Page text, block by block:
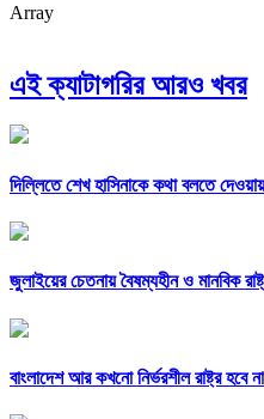
Array
এই ক্যাটাগরির আরও খবর
দিল্লিতে শেখ হাসিনাকে কথা বলতে
জুলাইয়ের চেতনায় বৈষম্যহীন ও মানবিক
বাংলাদেশ আর কখনো নির্ভরশীল রাষ্ট্র হবে না: